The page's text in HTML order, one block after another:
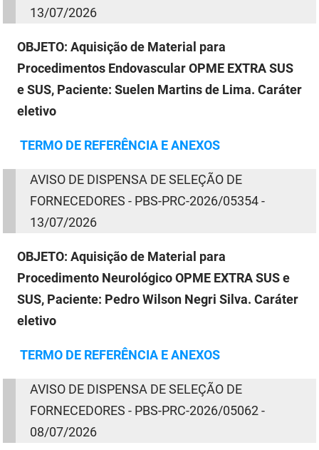
13/07/2026
OBJETO: Aquisição de Material para
Procedimentos Endovascular OPME EXTRA SUS
e SUS, Paciente: Suelen Martins de Lima. Caráter
eletivo
TERMO DE REFERÊNCIA E ANEXOS
AVISO DE DISPENSA DESELEÇÃO DE
FORNECEDORES - PBS-PRC-2026/05354 -
13/07/2026
OBJETO: Aquisição de Material para
Procedimento Neurológico OPME EXTRA SUS e
SUS, Paciente: Pedro Wilson Negri Silva. Caráter
eletivo
TERMO DE REFERÊNCIA E ANEXOS
AVISO DE DISPENSA DESELEÇÃO DE
FORNECEDORES - PBS-PRC-2026/05062-
08/07/2026